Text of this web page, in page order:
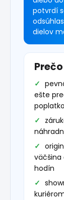
potvrdí
dielov
ešte
väčšina
hodín